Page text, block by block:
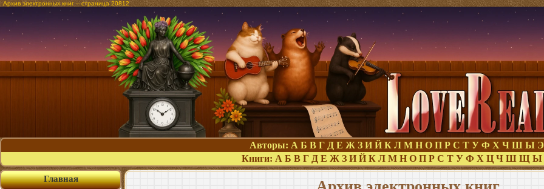
Архив электронных книг – страница 20812
Авторы: А Б В Г Д Е Ж З И Й К Л М Н О П Р С Т У Ф Х Ч Ш Ы Э
Книги: А Б В Г Д Е Ж З И Й К Л М Н О П Р С Т У Ф Х Ц Ч Ш Щ Ы
Главная